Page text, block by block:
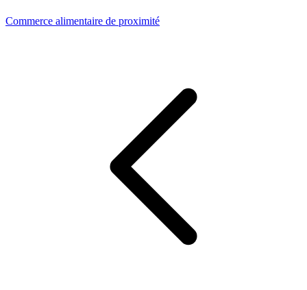
Commerce alimentaire de proximité